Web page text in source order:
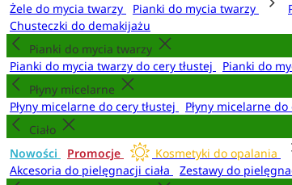
Żele do mycia twarzy
Pianki do mycia twarzy
Chusteczki do demakijażu
Pianki do mycia twarzy
Pianki do mycia twarzy do cery tłustej
Pianki do
Płyny micelarne
Płyny micelarne do cery tłustej
Płyny micelarne
Ciało
Nowości
Promocje Kosmetyki do opalania
Akcesoria do pielęgnacji ciała
Zestawy do